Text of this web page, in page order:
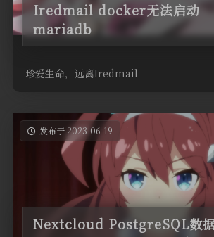
Iredmail docker无法启动
mariadb
珍爱生命，远离Iredmail
发布于 2023-06-19
Nextcloud PostgreSQL数